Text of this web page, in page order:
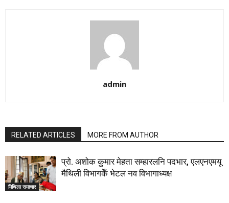
admin
RELATED ARTICLES MORE FROM AUTHOR
मिथिला समाचार
प्रो. अशोक कुमार मेहता सम्हारलनि पदभार, एलएनएमयू
मैथिली विभागकेँ भेटल नव विभागाध्यक्ष